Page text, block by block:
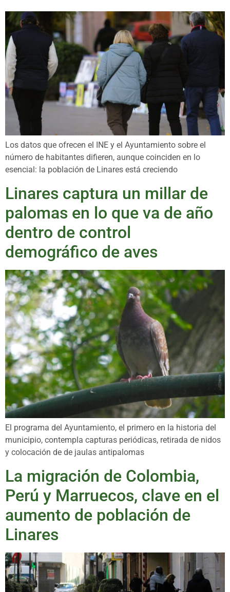
Los datos que ofrecen el INE y el Ayuntamiento sobre el
número de habitantes difieren, aunque coinciden en lo
esencial: la población de Linares está creciendo
Linares captura un millar de
palomas en lo que va de año
dentro de control
demográfico de aves
El programa del Ayuntamiento, el primero en la historia del
municipio, contempla capturas periódicas, retirada de nidos
y colocación de de jaulas antipalomas
La migración de Colombia,
Perú y Marruecos, clave en el
aumento de población de
Linares